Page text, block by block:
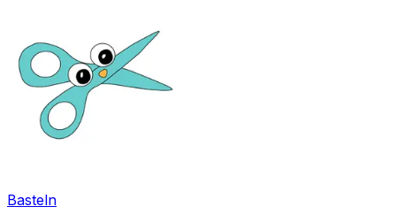
Basteln